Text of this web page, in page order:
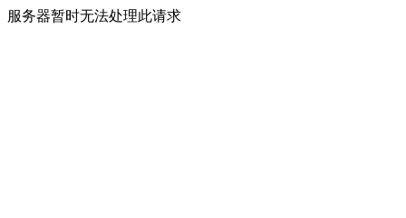
服务器暂时无法处理此请求